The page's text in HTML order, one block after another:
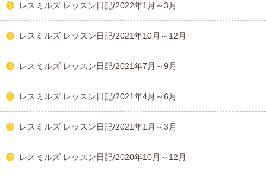
レスミルズ レッスン日記/2022年1月～3月
レスミルズ レッスン日記/2021年10月～12月
レスミルズ レッスン日記/2021年7月～9月
レスミルズ レッスン日記/2021年4月～6月
レスミルズ レッスン日記/2021年1月～3月
レスミルズ レッスン日記/2020年10月～12月